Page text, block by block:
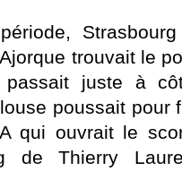
trouvait le
passait juste à
poussait pour
qui ouvrait le
de Thierry